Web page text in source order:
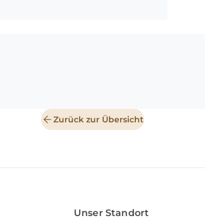
Zurück zur Übersicht
Unser Standort